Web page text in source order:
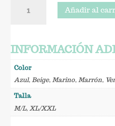
Añadir al
INFORMACIÓN
Color
Azul, Beige, Marino, Marrón,
Talla
M/L, XL/XXL